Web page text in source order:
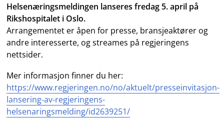
Helsenæringsmeldingen lanseres fredag 5. april på
Rikshospitalet i Oslo.
Arrangementet er åpen for presse, bransjeaktører og
andre interesserte, og streames på regjeringens
nettsider.
Mer informasjon finner du her:
https://www.regjeringen.no/no/aktuelt/presseinvitasjon-
lansering-av-regjeringens-
helsenaringsmelding/id2639251/